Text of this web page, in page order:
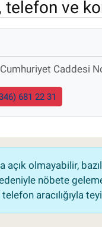
telefon ve
Caddesi
681 22 31
açık olmayabilir,
nöbete
aracılığıyla